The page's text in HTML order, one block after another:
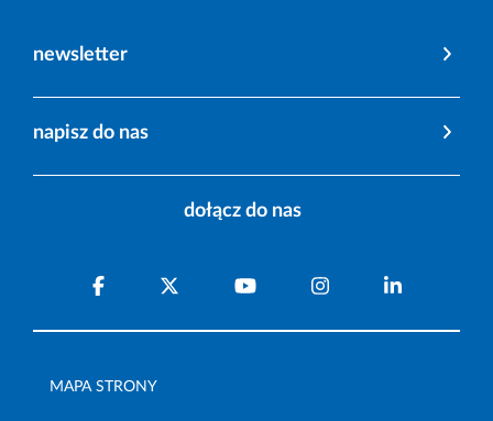
newsletter
napisz do nas
dołącz do nas
MAPA STRONY